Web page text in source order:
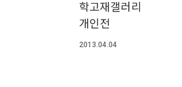
학고재갤러리
개인전
2013.04.04